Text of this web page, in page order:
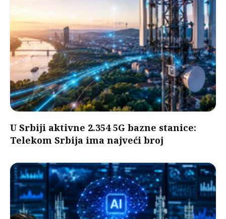
U Srbiji aktivne 2.354 5G bazne stanice:
Telekom Srbija ima najveći broj